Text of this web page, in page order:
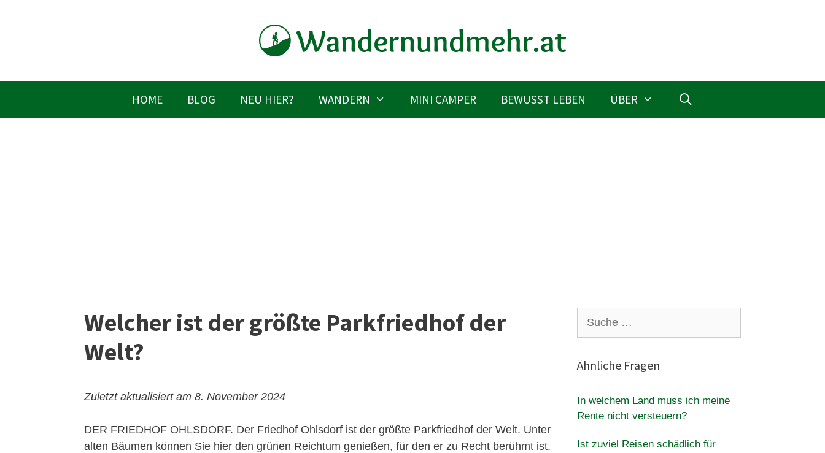
HOME BLOG NEU HIER? WANDERN MINI CAMPER BEWUSST LEBEN ÜBER
Welcher ist der größte Parkfriedhof der
Welt?
Zuletzt aktualisiert am 8. November 2024
DER FRIEDHOF OHLSDORF. Der Friedhof Ohlsdorf ist der größte Parkfriedhof der Welt. Unter
alten Bäumen können Sie hier den grünen Reichtum genießen, für den er zu Recht berühmt ist.
nach:
Ähnliche Fragen
In welchem Land muss ich meine
Rente nicht versteuern?
Ist zuviel Reisen schädlich für